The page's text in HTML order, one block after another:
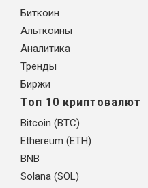
Биткоин
Альткоины
Аналитика
Тренды
Биржи
Топ 10 криптовалют
Bitcoin (BTC)
Ethereum (ETH)
BNB
Solana (SOL)